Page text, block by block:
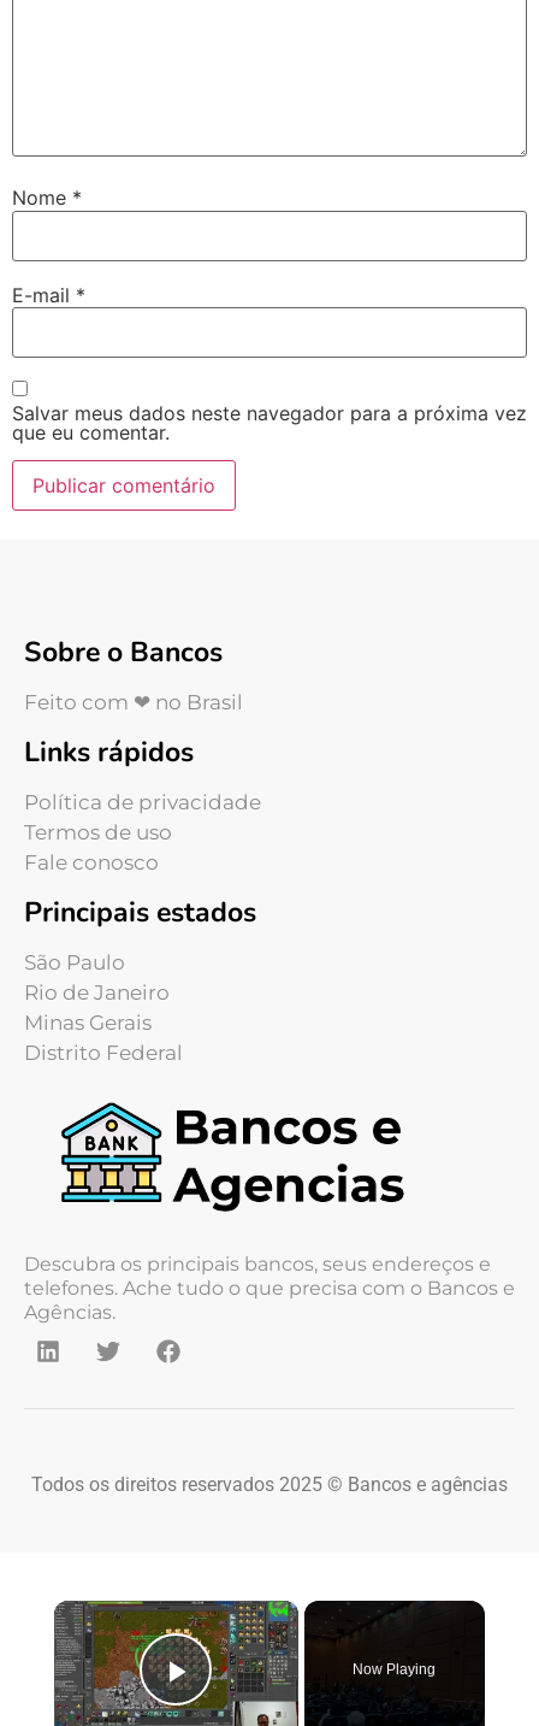
Nome *
E-mail *
Salvar meus dados neste navegador para a próxima vez
que eu comentar.
Sobre o Bancos
Feito com ❤ no Brasil
Links rápidos
Política de privacidade
Termos de uso
Fale conosco
Principais estados
São Paulo
Rio de Janeiro
Minas Gerais
Distrito Federal
Descubra os principais bancos, seus endereços e
telefones. Ache tudo o que precisa com o Bancos e
Agências.
Todos os direitos reservados 2025 © Bancos e agências
×
Play Video
Now Playing